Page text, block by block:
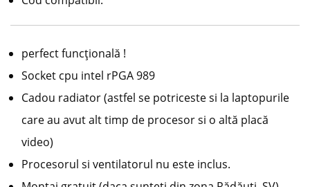
perfect funcțională !
Socket cpu intel rPGA 989
Cadou radiator (astfel se potriceste si la laptopurile
care au avut alt timp de procesor si o altă placă
video)
Procesorul si ventilatorul nu este inclus.